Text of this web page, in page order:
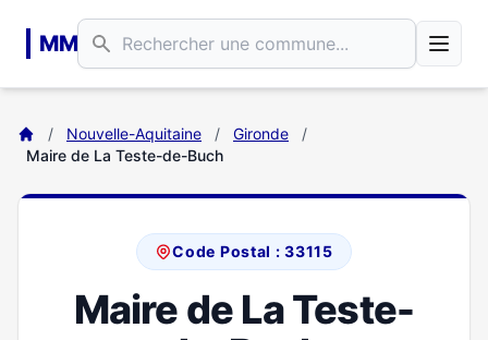
MM
/ Nouvelle-Aquitaine / Gironde
/
Maire de La Teste-de-Buch
Code Postal : 33115
Maire de La Teste-